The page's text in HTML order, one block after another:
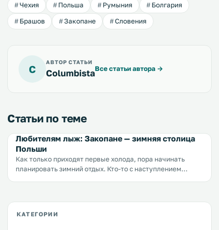
Чехия Польша Румыния Болгария
Брашов Закопане Словения
C
АВТОР СТАТЬИ
ColumbistaВсе статьи автора →
Статьи по теме
Любителям лыж: Закопане — зимняя столица
Польши
Как только приходят первые холода, пора начинать
планировать зимний отдых. Кто-то с наступлением
вполне хорош: лето должно быть с теплым солнцем, а
КАТЕГОРИИ